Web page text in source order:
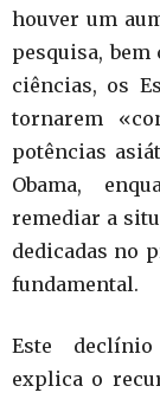
houver um
pesquisa,
ciências, os
tornarem
potências
Obama,
remediar a
dedicadas no
fundamental.
Este declínio
explica o